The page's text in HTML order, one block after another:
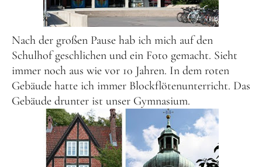
Nach der großen Pause hab ich mich auf den
Schulhof geschlichen und ein Foto gemacht. Sieht
immer noch aus wie vor 10 Jahren. In dem roten
Gebäude hatte ich immer Blockflötenunterricht. Das
Gebäude drunter ist unser Gymnasium.